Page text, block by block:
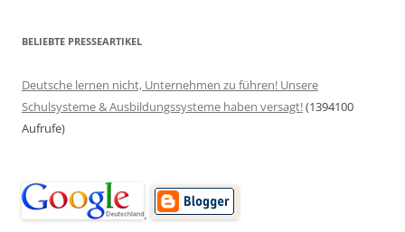
BELIEBTE PRESSEARTIKEL
Deutsche lernen nicht, Unternehmen zu führen! Unsere
Schulsysteme & Ausbildungssysteme haben versagt!(1394100
Aufrufe)
.